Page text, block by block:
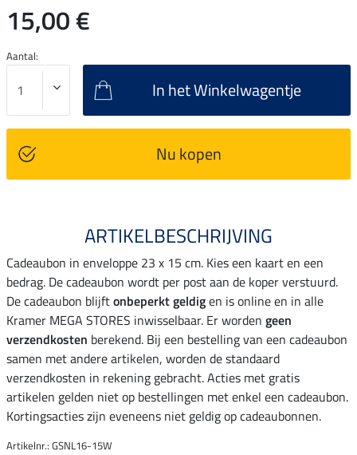
15,00 €
Aantal:
In het Winkelwagentje
Nu kopen
ARTIKELBESCHRIJVING
Cadeaubon in enveloppe 23 x 15 cm. Kies een kaart en een
bedrag. De cadeaubon wordt per post aan de koper verstuurd.
De cadeaubon blijftonbeperkt geldigen is online en in alle
Kramer MEGA STORES inwisselbaar. Er worden geen
verzendkosten berekend. Bij een bestelling van een cadeaubon
samen met andere artikelen, worden de standaard
verzendkosten in rekening gebracht. Acties met gratis
artikelen gelden niet op bestellingen met enkel een cadeaubon.
Kortingsacties zijn eveneens niet geldig op cadeaubonnen.
Artikelnr.: GSNL16-15W